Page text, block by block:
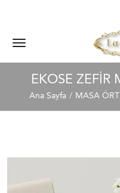
EKOSE ZEFIR
Ana Sayfa MASA